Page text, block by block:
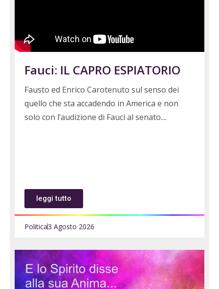
Fauci: IL CAPRO ESPIATORIO
Fausto ed Enrico Carotenuto sul senso dei
quello che sta accadendo in America e non
solo con l’audizione di Fauci al senato.
leggi tutto
Politica3 Agosto 2026